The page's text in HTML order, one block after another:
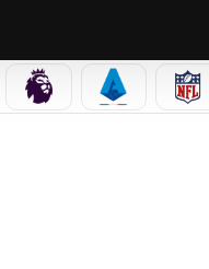
PREMIER LEAGUE
SERIE A NFL